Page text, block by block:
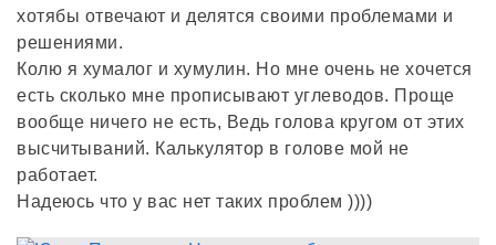
хотябы отвечают и делятся своими проблемами и
решениями.
Колю я хумалог и хумулин. Но мне очень не хочется
есть сколько мне прописывают углеводов. Проще
вообще ничего не есть, Ведь голова кругом от этих
высчитываний. Калькулятор в голове мой не
работает.
Надеюсь что у вас нет таких проблем ))))